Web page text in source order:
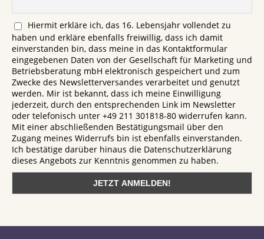
Hiermit erkläre ich, das 16. Lebensjahr vollendet zu
haben und erkläre ebenfalls freiwillig, dass ich damit
einverstanden bin, dass meine in das Kontaktformular
eingegebenen Daten von der Gesellschaft für Marketing und
Betriebsberatung mbH elektronisch gespeichert und zum
Zwecke des Newsletterversandes verarbeitet und genutzt
werden. Mir ist bekannt, dass ich meine Einwilligung
jederzeit, durch den entsprechenden Link im Newsletter
oder telefonisch unter +49 211 301818-80 widerrufen kann.
Mit einer abschließenden Bestätigungsmail über den
Zugang meines Widerrufs bin ist ebenfalls einverstanden.
Ich bestätige darüber hinaus die Datenschutzerklärung
dieses Angebots zur Kenntnis genommen zu haben.